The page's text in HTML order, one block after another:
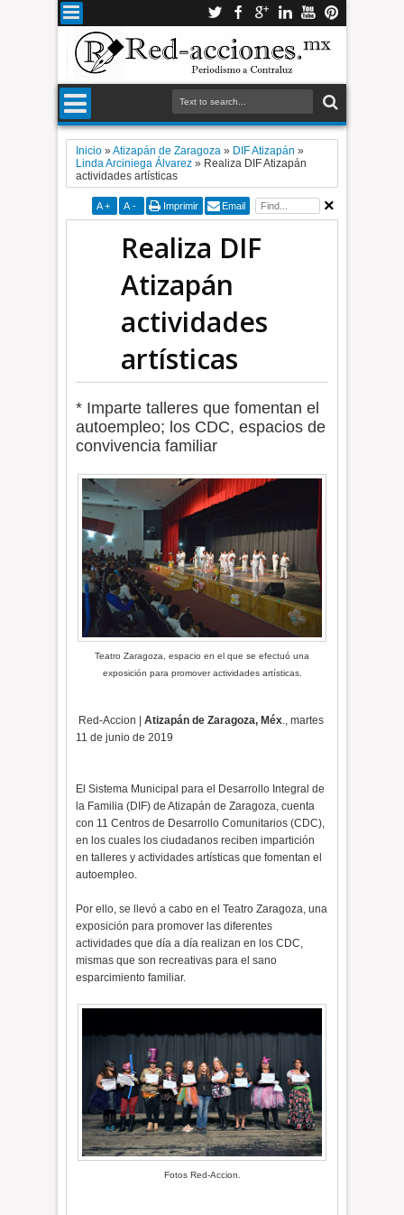
Inicio »Atizapán de Zaragoza » DIF Atizapán »
Linda Arciniega Álvarez » Realiza DIF Atizapán
actividades artísticas
A + A - Imprimir Email
Realiza DIF
Atizapán
actividades
artísticas
* Imparte talleres que fomentan el
autoempleo; los CDC, espacios de
convivencia familiar
Teatro Zaragoza, espacio en el que se efectuó una
exposición para promover actividades artísticas.
Red-Accion |Atizapán de Zaragoza, Méx., martes
11 de junio de 2019
El Sistema Municipal para el Desarrollo Integral de
la Familia (DIF) de Atizapán de Zaragoza, cuenta
con 11 Centros de Desarrollo Comunitarios (CDC),
en los cuales los ciudadanos reciben impartición
en talleres y actividades artísticas que fomentan el
autoempleo.
Por ello, se llevó a cabo en el Teatro Zaragoza, una
exposición para promover las diferentes
actividades que día a día realizan en los CDC,
mismas que son recreativas para el sano
esparcimiento familiar.
Fotos Red-Accion.